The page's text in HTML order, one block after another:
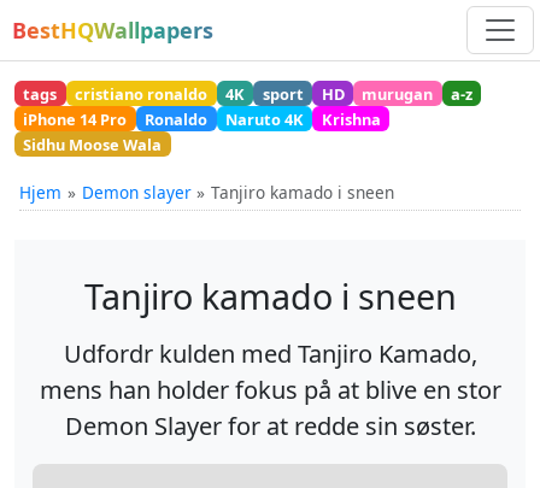
BestHQWallpapers
tags cristiano ronaldo 4K sport HD murugan
a-z
iPhone 14 Pro
Ronaldo Naruto 4K
Krishna
Sidhu Moose Wala
Hjem Demon slayer Tanjiro kamado i sneen
Tanjiro kamado i sneen
Udfordr kulden med Tanjiro Kamado,
mens han holder fokus på at blive en stor
Demon Slayer for at redde sin søster.